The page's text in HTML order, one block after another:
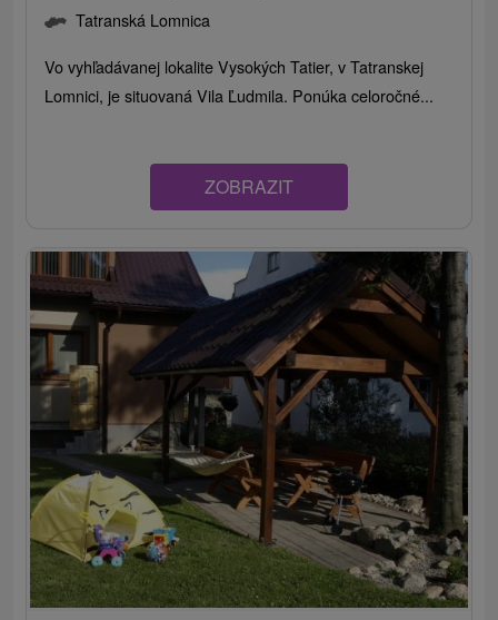
Tatranská Lomnica
Vo vyhľadávanej lokalite Vysokých Tatier, v Tatranskej
Lomnici, je situovaná Vila Ľudmila. Ponúka celoročné...
ZOBRAZIT